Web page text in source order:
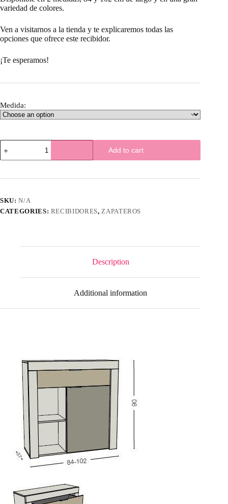
variedad de colores.
Ven a visitarnos a la tienda y te explicaremos todas las
opciones que ofrece este recibidor.
¡Te esperamos!
Medida:
Recibidor
zapatero
GUZ
quantity
Add to cart
SKU:N/A
CATEGORIES: RECIBIDORES,ZAPATEROS
Description
Additional information